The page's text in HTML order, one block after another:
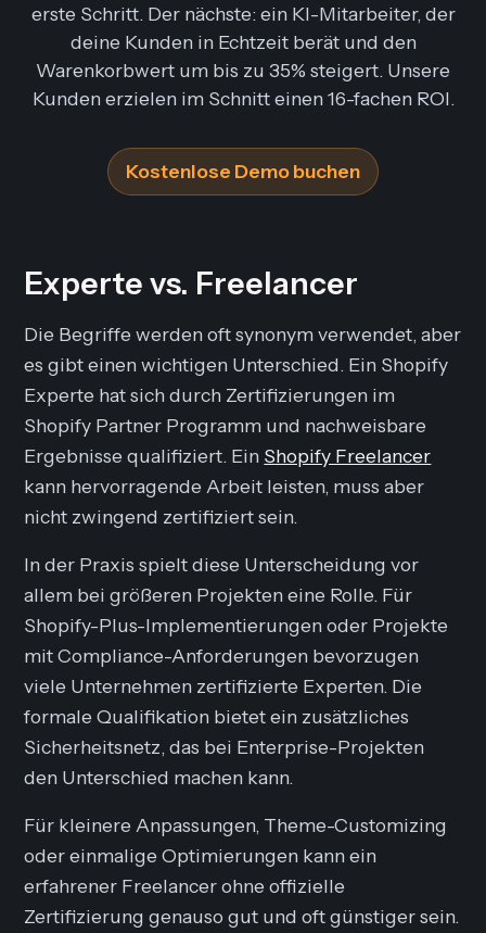
erste Schritt. Der nächste: ein KI-Mitarbeiter, der
deine Kunden in Echtzeit berät und den
Warenkorbwert um bis zu 35% steigert. Unsere
Kunden erzielen im Schnitt einen 16-fachen ROI.
Kostenlose Demo buchen
Experte vs. Freelancer
Die Begriffe werden oft synonym verwendet, aber
es gibt einen wichtigen Unterschied. Ein Shopify
Experte hat sich durch Zertifizierungen im
Shopify Partner Programm und nachweisbare
Ergebnisse qualifiziert. Ein Shopify Freelancer
kann hervorragende Arbeit leisten, muss aber
nicht zwingend zertifiziert sein.
In der Praxis spielt diese Unterscheidung vor
allem bei größeren Projekten eine Rolle. Für
Shopify-Plus-Implementierungen oder Projekte
mit Compliance-Anforderungen bevorzugen
viele Unternehmen zertifizierte Experten. Die
formale Qualifikation bietet ein zusätzliches
Sicherheitsnetz, das bei Enterprise-Projekten
den Unterschied machen kann.
Für kleinere Anpassungen, Theme-Customizing
oder einmalige Optimierungen kann ein
erfahrener Freelancer ohne offizielle
Zertifizierung genauso gut und oft günstiger sein.